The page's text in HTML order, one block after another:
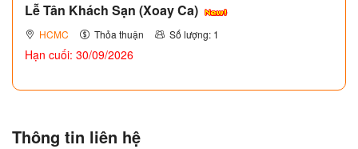
Lễ Tân Khách Sạn (Xoay Ca)
HCMC Thỏa thuận Số lượng: 1
Hạn cuối: 30/09/2026
Thông tin liên hệ